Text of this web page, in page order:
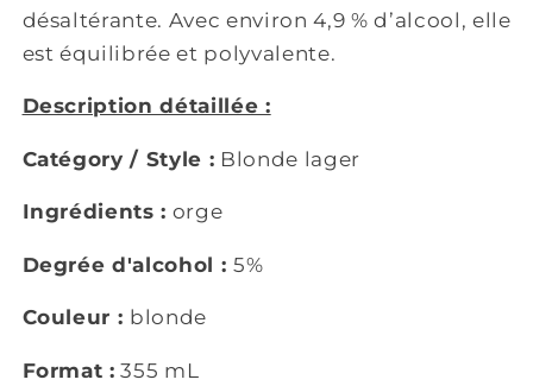
désaltérante. Avec environ 4,9 % d’alcool, elle
est équilibrée et polyvalente.
Description détaillée :
Catégory / Style : Blonde lager
Ingrédients : orge
Degrée d'alcohol :5%
Couleur : blonde
Format : 355 mL